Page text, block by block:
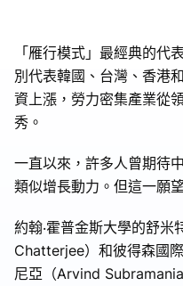
「雁行模式」最經典的代
別代表韓國、台灣、香港
資上漲，勞力密集產業從
秀。
一直以來，許多人曾期待
類似增長動力。但這一願
約翰‧霍普金斯大學的舒米
Chatterjee）和彼得森國
尼亞（Arvind